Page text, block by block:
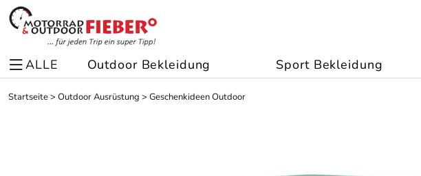
ALLE Outdoor Bekleidung Sport Bekleidung
Startseite> Outdoor Ausrüstung > Geschenkideen Outdoor